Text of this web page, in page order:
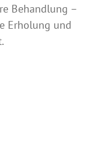
Behandlung –
Erholung und